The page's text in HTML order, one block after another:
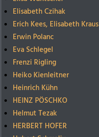
Elisabeth Czihak
Erich Kees, Elisabeth Kraus
Erwin Polanc
Eva Schlegel
Frenzi Rigling
Heiko Kienleitner
Heinrich Kühn
HEINZ PÖSCHKO
Helmut Tezak
HERBERT HOFER